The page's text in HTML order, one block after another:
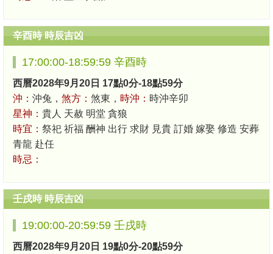
辛酉時 時辰吉凶
17:00:00-18:59:59 辛酉時
西曆2028年9月20日 17點0分-18點59分
沖： 沖兔， 煞方： 煞東， 時沖： 時沖辛卯
星神： 貴人 天赦 明堂 貪狼
時宜： 祭祀 祈福 酬神 出行 求財 見貴 訂婚 嫁娶 修造 安葬
青龍 赴任
時忌：
壬戌時 時辰吉凶
19:00:00-20:59:59 壬戌時
西曆2028年9月20日 19點0分-20點59分